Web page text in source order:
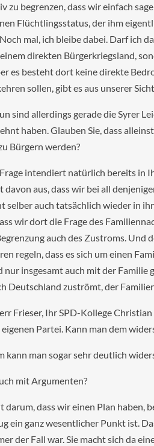
zu begrenzen, dass wir einfach
Flüchtlingsstatus, der ihm
mal, ich bleibe dabei. Darf ich
direkten Bürgerkriegsland,
es besteht dort keine direkte
sollen, gibt es aus unserer
sind allerdings gerade die Syrer
haben. Glauben Sie, dass
Bürgern werden?
intendiert natürlich bereits in
davon aus, dass wir bei all
selber auch tatsächlich wieder in
wir dort die Frage des
auch des Zustroms. Und
regeln, dass es sich um einen
nur insgesamt auch mit der Familie
Deutschland zuströmt, der
Frieser, Ihr SPD-Kollege
Partei. Kann man dem
kann man sogar sehr deutlich
mit Argumenten?
darum, dass wir einen Plan haben,
ein ganz wesentlicher Punkt ist.
der Fall war. Sie macht sich da